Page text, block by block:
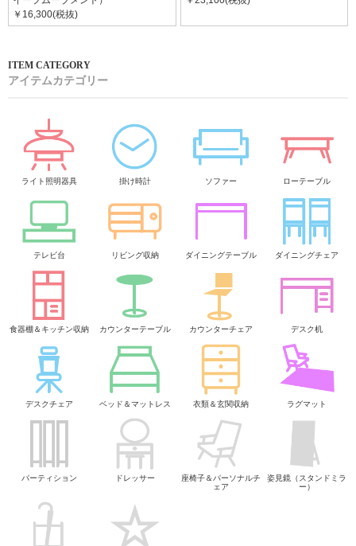
￥16,300(税抜)
アイテムカテゴリー
ライト照明器具 掛け時計 ソファー ローテーブル
テレビ台 リビング収納 ダイニングテーブル ダイニングチェア
食器棚＆キッチン収納 カウンターテーブル カウンターチェア デスク机
デスクチェア ベッド＆マットレス 衣類＆玄関収納 ラグマット
パーティション ドレッサー
座椅子＆パーソナルチ
ェア
姿見鏡（スタンドミラ
ー）